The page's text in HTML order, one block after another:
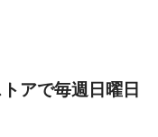
アで毎週日曜日